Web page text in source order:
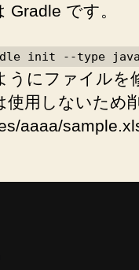
です。
init --type
うにファイルを
用しないため
aaaa/